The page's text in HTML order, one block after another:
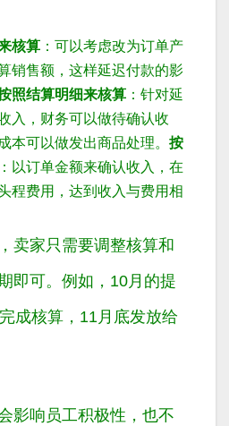
核算 ：可以考虑改为订单产
销售额，这样延迟付款的影
照结算明细来核算 ：针对延
入，财务可以做待确认收
本可以做发出商品处理。 按
：以订单金额来确认收入，在
程费用，达到收入与费用相
卖家只需要调整核算和
即可。例如，10月的提
成核算，11月底发放给
影响员工积极性，也不